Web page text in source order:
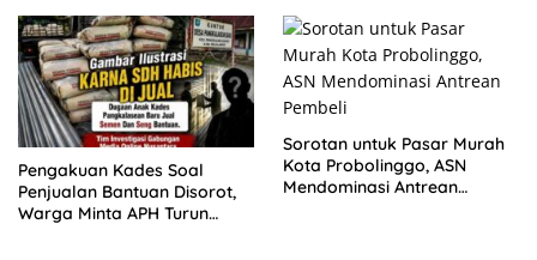
Pengakuan Kades Soal
Penjualan Bantuan Disorot,
Warga Minta APH Turun
Sorotan untuk Pasar Murah
Kota Probolinggo, ASN
Mendominasi Antrean